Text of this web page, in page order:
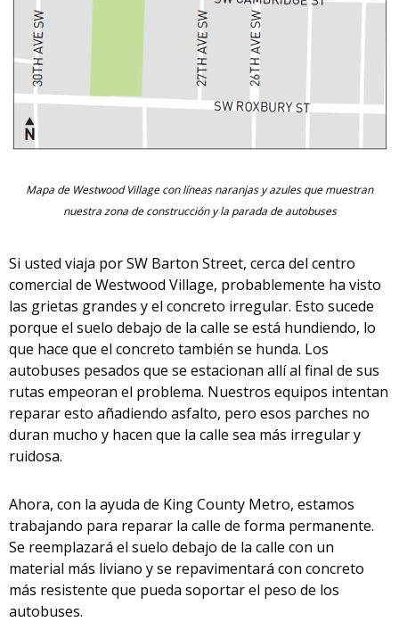
Mapa de Westwood Village con líneas naranjas y azules que muestran
nuestra zona de construcción y la parada de autobuses
Si usted viaja por SW Barton Street, cerca del centro
comercial de Westwood Village, probablemente ha visto
las grietas grandes y el concreto irregular. Esto sucede
porque el suelo debajo de la calle se está hundiendo, lo
que hace que el concreto también se hunda. Los
autobuses pesados que se estacionan allí al final de sus
rutas empeoran el problema. Nuestros equipos intentan
reparar esto añadiendo asfalto, pero esos parches no
duran mucho y hacen que la calle sea más irregular y
ruidosa.
Ahora, con la ayuda de King County Metro, estamos
trabajando para reparar la calle de forma permanente.
Se reemplazará el suelo debajo de la calle con un
material más liviano y se repavimentará con concreto
más resistente que pueda soportar el peso de los
autobuses.